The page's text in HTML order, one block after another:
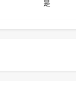
是